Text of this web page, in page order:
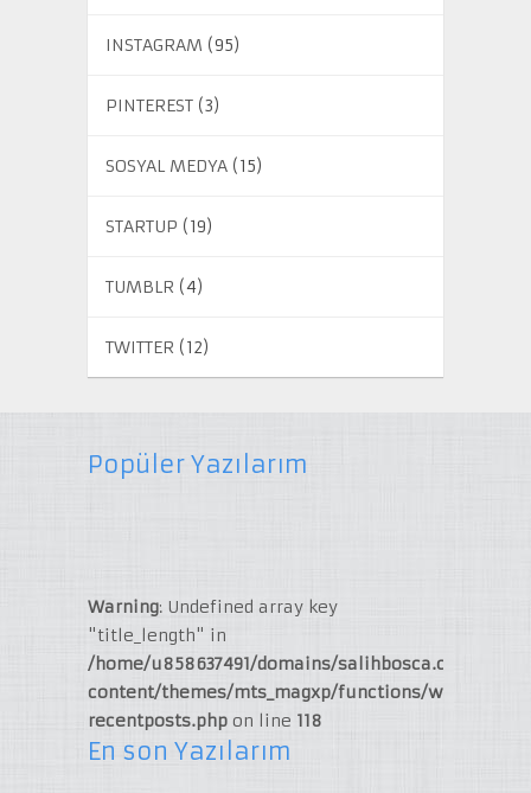
INSTAGRAM (95)
PINTEREST(3)
SOSYAL MEDYA(15)
STARTUP (19)
TUMBLR (4)
TWITTER (12)
Popüler Yazılarım
Warning: Undefined array key
"title_length" in
/home/u858637491/domains/salihbosca.com/
content/themes/mts_magxp/functions/widget-
recentposts.phpon line 118
En son Yazılarım